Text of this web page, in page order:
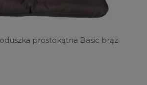
prostokątna Basic brąz